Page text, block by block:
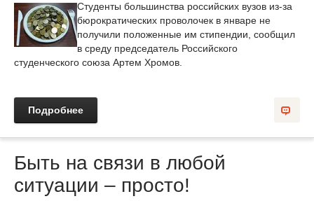
Студенты большинства российских вузов из-за
бюрократических проволочек в январе не
получили положенные им стипендии, сообщил
в среду председатель Российского
студенческого союза Артем Хромов.
Подробнее
Быть на связи в любой
ситуации – просто!